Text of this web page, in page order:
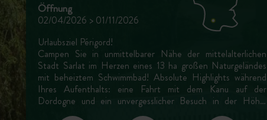
Öffnung
02/04/2026 > 01/11/2026
Urlaubsziel Périgord!
Campen Sie in unmittelbarer Nähe der mittelalterlichen
Stadt Sarlat im Herzen eines 13 ha großen Naturgeländes
mit beheiztem Schwimmbad! Absolute Highlights während
Ihres Aufenthalts: eine Fahrt mit dem Kanu auf der
Dordogne und ein unvergesslicher Besuch in der Höhle
Lascaux IV.